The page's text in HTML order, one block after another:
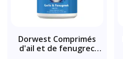
Dorwest Comprimés
d'ail et de fenugrec